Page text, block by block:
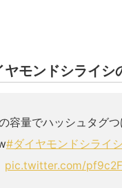
ヤモンドシライシ
容量でハッシュタグ
#ダイヤモンドシライシ
pic.twitter.com/